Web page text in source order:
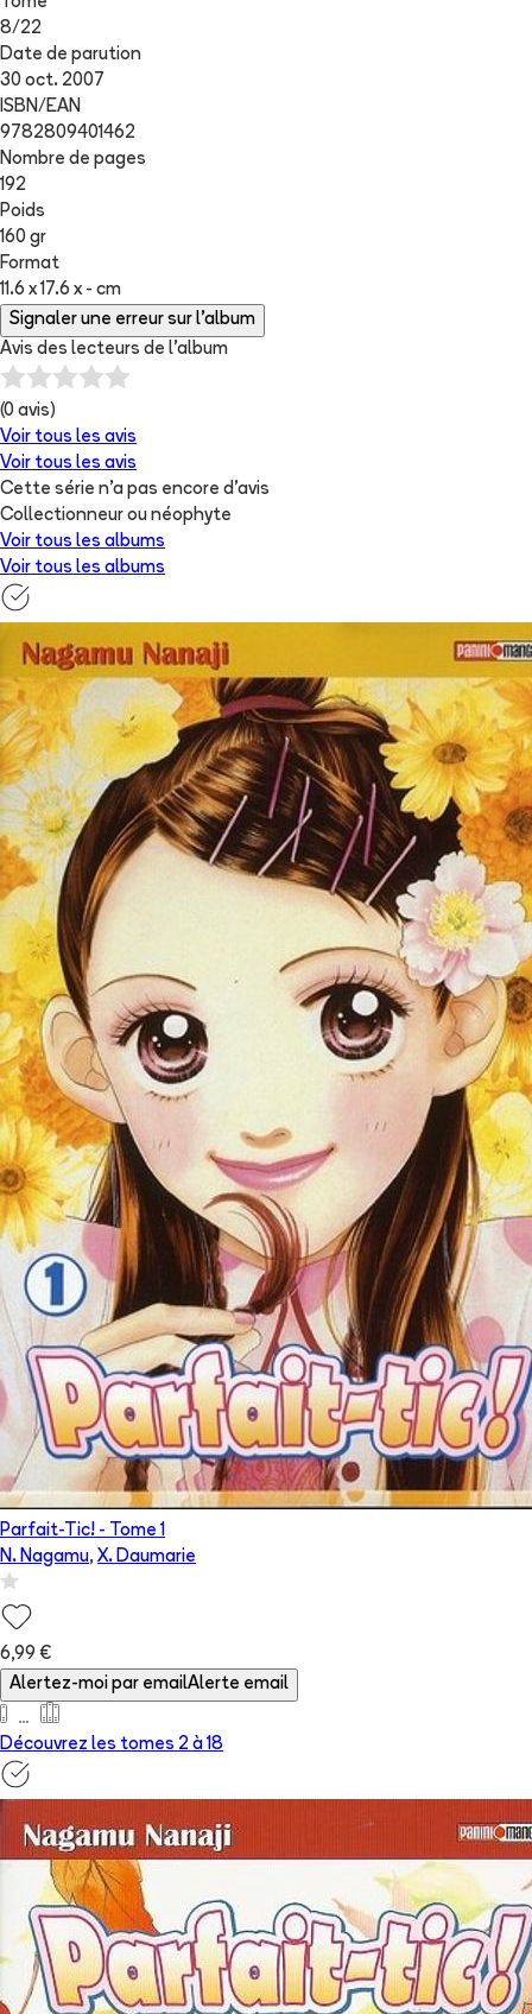
8/22
Date de parution
30 oct. 2007
ISBN/EAN
9782809401462
Nombre de pages
192
Poids
160 gr
Format
11.6 x 17.6 x - cm
Signaler une erreur sur l'album
Avis des lecteurs de l'album
(0 avis)
Voir tous les avis
Voir tous les avis
Cette série n'a pas encore d'avis
Collectionneur ou néophyte
Voir tous les albums
Voir tous les albums
Parfait-Tic! - Tome 1
N. Nagamu, X. Daumarie
6,99 €
Alertez-moi par emailAlerte email
Découvrez les tomes 2 à 18